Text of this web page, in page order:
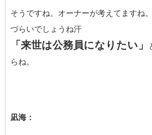
そうですね。オーナーが考えてますね
づらいでしょうね汗
「来世は公務員になりたい」
らね。
凪海：